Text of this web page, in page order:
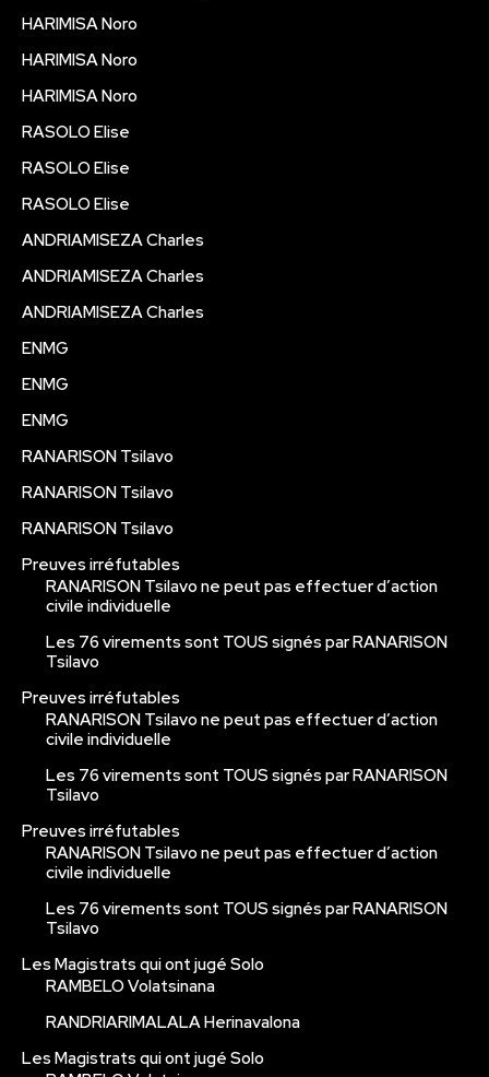
HARIMISA Noro
HARIMISA Noro
HARIMISA Noro
RASOLO Elise
RASOLO Elise
RASOLO Elise
ANDRIAMISEZA Charles
ANDRIAMISEZA Charles
ANDRIAMISEZA Charles
ENMG
ENMG
ENMG
RANARISON Tsilavo
RANARISON Tsilavo
RANARISON Tsilavo
Preuves irréfutables
RANARISON Tsilavo ne peut pas effectuer d’action
civile individuelle
Les 76 virements sont TOUS signés par RANARISON
Tsilavo
Preuves irréfutables
RANARISON Tsilavo ne peut pas effectuer d’action
civile individuelle
Les 76 virements sont TOUS signés par RANARISON
Tsilavo
Preuves irréfutables
RANARISON Tsilavo ne peut pas effectuer d’action
civile individuelle
Les 76 virements sont TOUS signés par RANARISON
Tsilavo
Les Magistrats qui ont jugé Solo
RAMBELO Volatsinana
RANDRIARIMALALA Herinavalona
Les Magistrats qui ont jugé Solo